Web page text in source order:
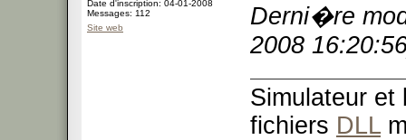
Date d'inscription: 04-01-2008
Messages: 112
Site web
Derni�re
2008
Simulateur
fichiers DLL